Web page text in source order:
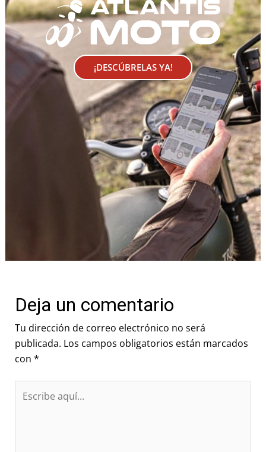
¡DESCÚBRELAS YA!
Deja un comentario
Tu dirección de correo electrónico no será
publicada. Los campos obligatorios están marcados
con *
aquí...